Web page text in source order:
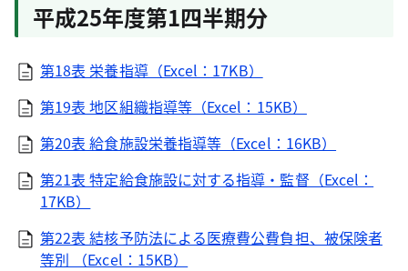
平成25年度第1四半期分
第18表 栄養指導（Excel：17KB）
第19表 地区組織指導等（Excel：15KB）
第20表 給食施設栄養指導等（Excel：16KB）
第21表 特定給食施設に対する指導・監督（Excel：
17KB）
第22表 結核予防法による医療費公費負担、被保険者
等別 （Excel：15KB）